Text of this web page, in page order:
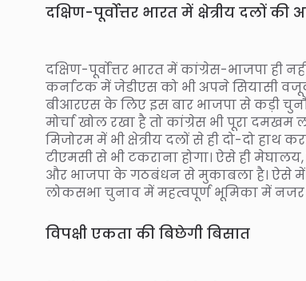
दक्षिण-पूर्वोत्तर भारत में क्षेत्रीय दलों की
दक्षिण-पूर्वोत्तर भारत में कांग्रेस-भाजपा ही
कर्नाटक में जेडीएस को भी अपने सियासी
बीआरएस के लिए इस बार भाजपा से कड़ी
मोर्चा खोल रखा है तो कांग्रेस भी पूरा दमखम
मिजोरम में भी क्षेत्रीय दलों से ही दो-दो हाथ
टीएमसी से भी टकराना होगा। ऐसे ही
और भाजपा के गठबंधन से मुकाबला है। ऐसे में
लोकसभा चुनाव में महत्वपूर्ण भूमिका में
विपक्षी एकता की बिछेगी बिसात